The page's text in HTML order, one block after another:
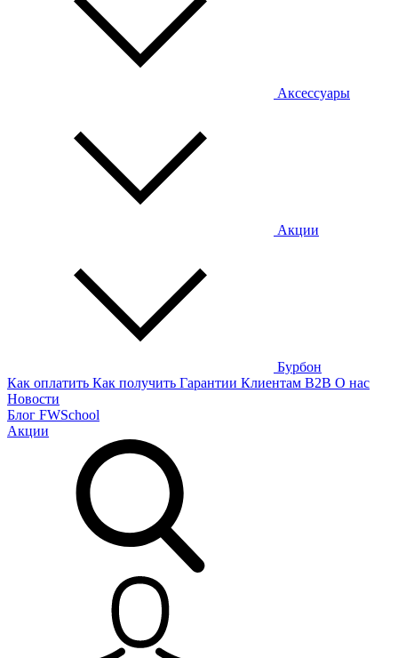
Аксессуары
Акции
Бурбон
Как оплатить Как получить Гарантии Клиентам B2B О нас
Новости
Блог FWSchool
Акции